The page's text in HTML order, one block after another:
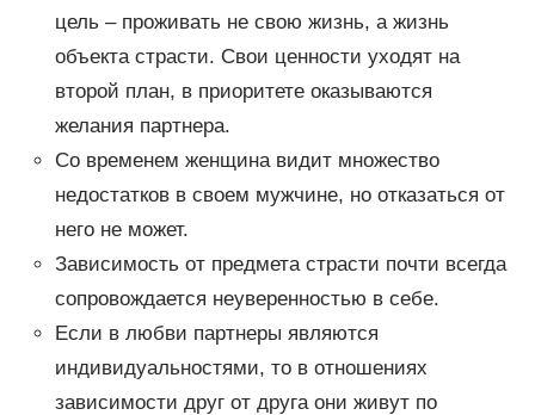
цель – проживать не свою жизнь, а жизнь
объекта страсти. Свои ценности уходят на
второй план, в приоритете оказываются
желания партнера.
Со временем женщина видит множество
недостатков в своем мужчине, но отказаться от
него не может.
Зависимость от предмета страсти почти всегда
сопровождается неуверенностью в себе.
Если в любви партнеры являются
индивидуальностями, то в отношениях
зависимости друг от друга они живут по